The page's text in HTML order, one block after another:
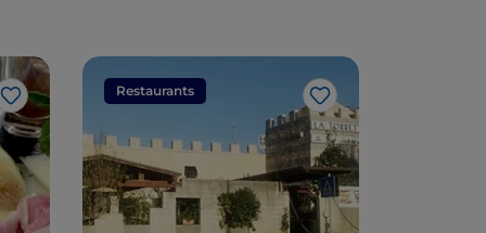
Like
Restaurants
Like